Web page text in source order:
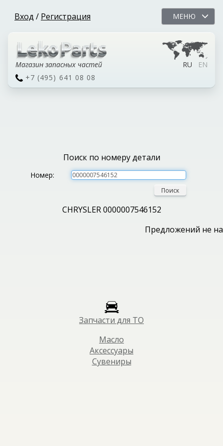
Вход / Регистрация МЕНЮ
Магазин запасных частей RU
EN
+7 (495) 641 08 08
Поиск по номеру детали
Номер:
Поиск
CHRYSLER 0000007546152
Предложений не
Запчасти для ТО
Масло
Аксессуары
Сувениры